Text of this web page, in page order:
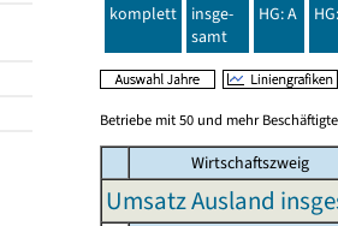
komplett
insge-
samt
HG: A
Betriebe mit 50 und mehr
Wirtschaftszweig
Umsatz Ausland